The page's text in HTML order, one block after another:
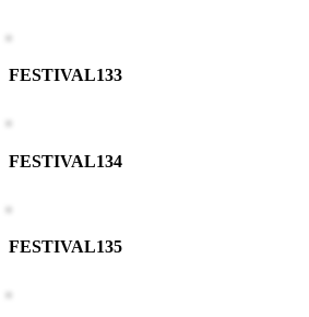
FESTIVAL133
FESTIVAL134
FESTIVAL135